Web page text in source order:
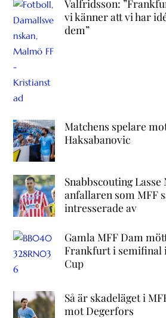
Valfridsson:
vi känner att vi har
dem”
Matchens spelare
Haksabanovic
Snabbscouting
anfallaren som MFF
intresserade av
Gamla MFF Dam
Frankfurt i semifinal i
Cup
Så är skadeläget i
mot Degerfors